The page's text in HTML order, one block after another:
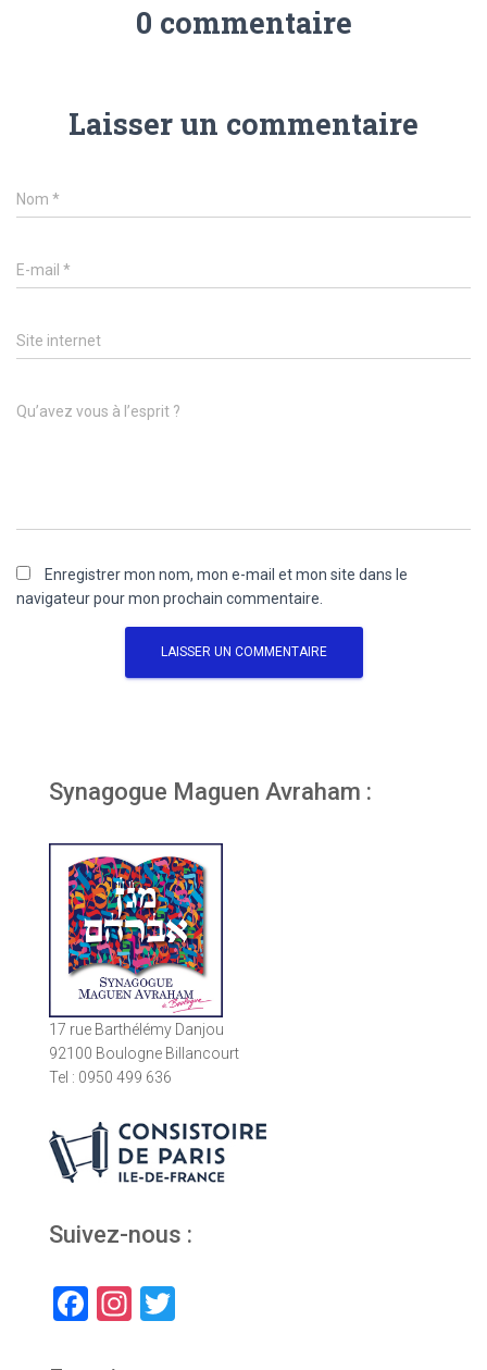
0 commentaire
Laisser un commentaire
Nom *
E-mail *
Site internet
Qu’avez vous à l’esprit ?
Enregistrer mon nom, mon e-mail et mon site dans le
navigateur pour mon prochain commentaire.
Synagogue Maguen Avraham :
17 rue Barthélémy Danjou
92100 Boulogne Billancourt
Tel : 0950 499 636
Suivez-nous :
F
In